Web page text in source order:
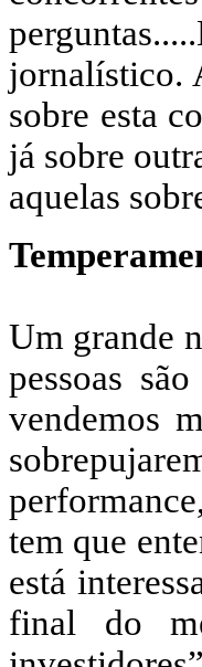
jornalístico.
sobre esta
já sobre
aquelas
Um grande
pessoas
vendemos
tem que
está
final do